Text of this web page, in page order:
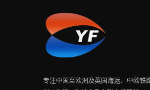
专注中国至欧洲及英国海运、中欧铁路